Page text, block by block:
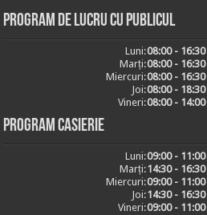
Program de lucru cu publicul
Luni:08:00 - 16:30
Marți:08:00 - 16:30
Miercuri:08:00 - 16:30
Joi:08:00 - 18:30
Vineri:08:00 - 14:00
Program casierie
Luni:09:00 - 11:00
Marți:14:30 - 16:30
Miercuri:09:00 - 11:00
Joi:14:30 - 16:30
Vineri:09:00 - 11:00